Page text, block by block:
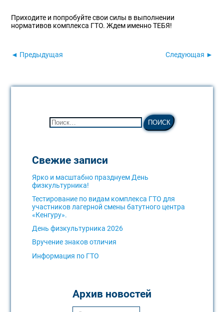
Приходите и попробуйте свои силы в выполнении
нормативов комплекса ГТО. Ждем именно ТЕБЯ!
◄ Предыдущая Следующая ►
Свежие записи
Ярко и масштабно празднуем День
физкультурника!
Тестирование по видам комплекса ГТО для
участников лагерной смены батутного центра
«Кенгуру».
День физкультурника 2026
Вручение знаков отличия
Информация по ГТО
Архив новостей